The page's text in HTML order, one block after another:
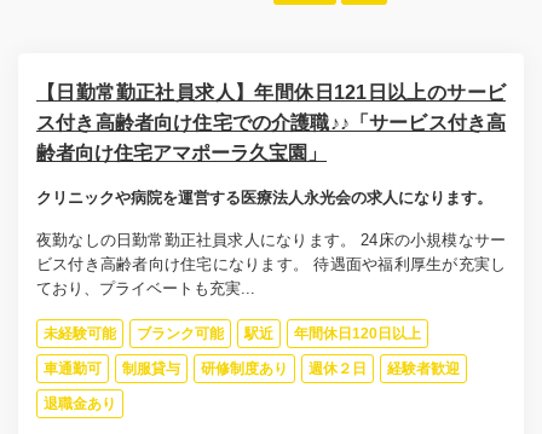
【日勤常勤正社員求人】年間休日121日以上のサービ
ス付き高齢者向け住宅での介護職♪♪「サービス付き高
齢者向け住宅アマポーラ久宝園」
クリニックや病院を運営する医療法人永光会の求人になります。
夜勤なしの日勤常勤正社員求人になります。 24床の小規模なサー
ビス付き高齢者向け住宅になります。 待遇面や福利厚生が充実し
ており、プライベートも充実...
未経験可能 ブランク可能 駅近 年間休日120日以上
車通勤可 制服貸与 研修制度あり 週休２日 経験者歓迎
退職金あり